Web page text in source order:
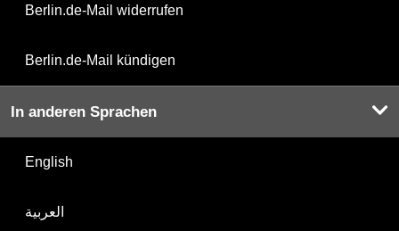
Berlin.de-Mail widerrufen
Berlin.de-Mail kündigen
In anderen Sprachen
English
العربية